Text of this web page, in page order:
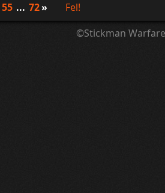
55 ... 72»
Fel!
©Stickman Warfare